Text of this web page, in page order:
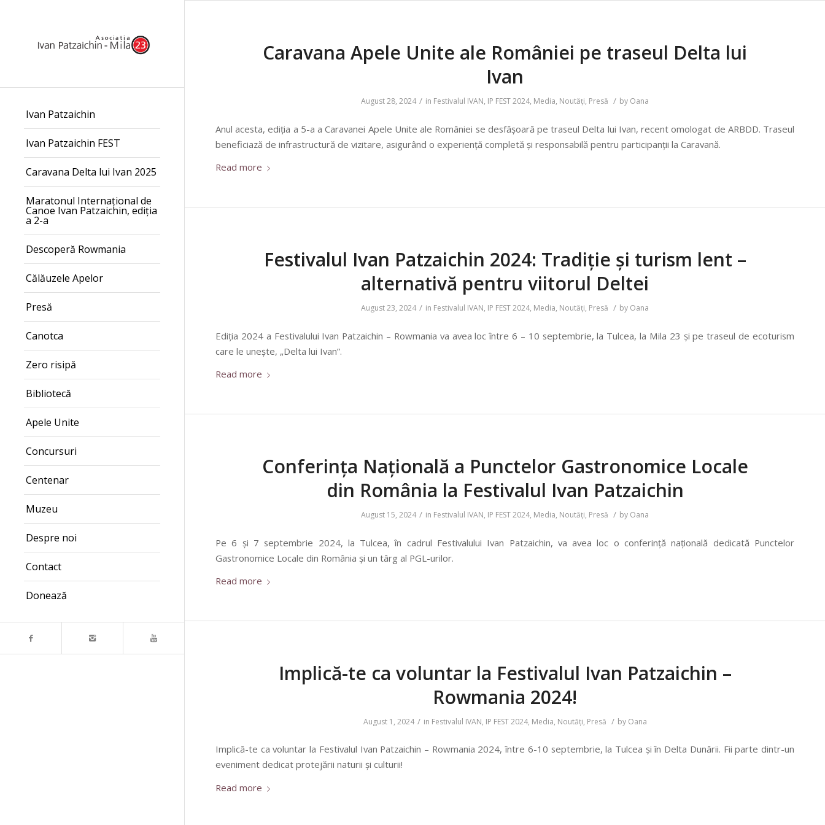
Ivan Patzaichin
Ivan Patzaichin FEST
Caravana Delta lui Ivan 2025
Maratonul Internațional de
Canoe Ivan Patzaichin, ediția
a 2-a
Descoperă Rowmania
Călăuzele Apelor
Presă
Canotca
Zero risipă
Bibliotecă
Apele Unite
Concursuri
Centenar
Muzeu
Despre noi
Contact
Donează
Caravana Apele Unite ale României pe traseul Delta lui
Ivan
August 28, 2024 / in Festivalul IVAN, IP FEST 2024, Media, Noutăți, Presă / by Oana
Anul acesta, ediția a 5-a a Caravanei Apele Unite ale României se desfășoară pe traseul Delta lui Ivan, recent omologat de ARBDD. Traseul
beneficiază de infrastructură de vizitare, asigurând o experiență completă și responsabilă pentru participanții la Caravană.
Read more
Festivalul Ivan Patzaichin 2024: Tradiție și turism lent –
alternativă pentru viitorul Deltei
August 23, 2024 / in Festivalul IVAN, IP FEST 2024, Media, Noutăți, Presă / by Oana
Ediția 2024 a Festivalului Ivan Patzaichin – Rowmania va avea loc între 6 – 10 septembrie, la Tulcea, la Mila 23 și pe traseul de ecoturism
care le unește, „Delta lui Ivan”.
Read more
Conferința Națională a Punctelor Gastronomice Locale
din România la Festivalul Ivan Patzaichin
August 15, 2024 / in Festivalul IVAN, IP FEST 2024, Media, Noutăți, Presă / by Oana
Pe 6 și 7 septembrie 2024, la Tulcea, în cadrul Festivalului Ivan Patzaichin, va avea loc o conferință națională dedicată Punctelor
Gastronomice Locale din România și un târg al PGL-urilor.
Read more
Implică-te ca voluntar la Festivalul Ivan Patzaichin –
Rowmania 2024!
August 1, 2024 / in Festivalul IVAN, IP FEST 2024, Media, Noutăți, Presă / by Oana
Implică-te ca voluntar la Festivalul Ivan Patzaichin – Rowmania 2024, între 6-10 septembrie, la Tulcea și în Delta Dunării. Fii parte dintr-un
eveniment dedicat protejării naturii și culturii!
Read more